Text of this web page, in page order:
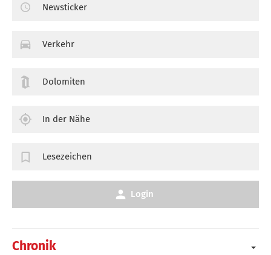
Chronik
Newsticker
Verkehr
Dolomiten
In der Nähe
Lesezeichen
Login